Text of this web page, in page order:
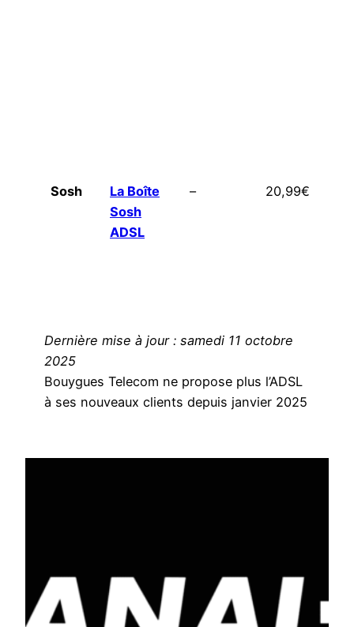
Sosh
La Boîte
Sosh
ADSL
– 20,99€
Dernière mise à jour : samedi 11 octobre
2025
Bouygues Telecom ne propose plus l’ADSL
à ses nouveaux clients depuis janvier 2025